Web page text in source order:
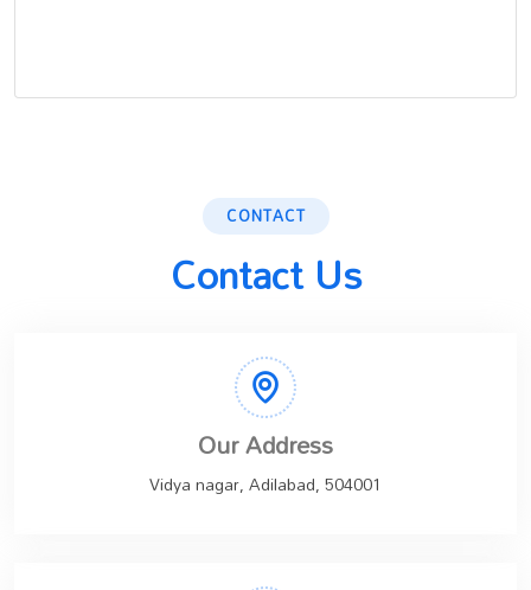
CONTACT
Contact Us
Our Address
Vidya nagar, Adilabad, 504001